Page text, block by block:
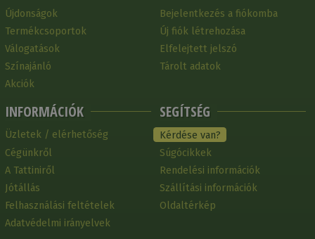
Újdonságok
Termékcsoportok
Válogatások
Színajánló
Akciók
INFORMÁCIÓK
Üzletek / elérhetőség
Cégünkről
A Tattiniről
Jótállás
Felhasználási feltételek
Adatvédelmi irányelvek
Bejelentkezés a fiókomba
Új fiók létrehozása
Elfelejtett jelszó
Tárolt adatok
SEGÍTSÉG
Kérdése van?
Súgócikkek
Rendelési információk
Szállítási információk
Oldaltérkép